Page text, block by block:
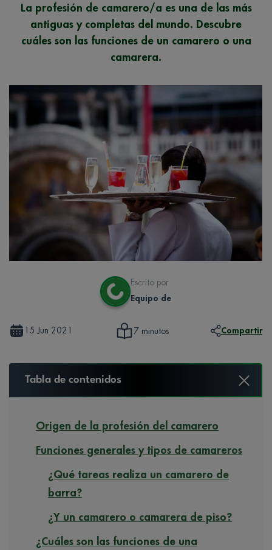
La profesión de camarero/a es una de las más
antiguas y completas del mundo. Descubre
cuáles son las funciones de un camarero o una
camarera.
Escrito por
Equipo de
15 Jun 2021 7 minutos Compartir
Tabla de contenidos
Origen de la profesión del camarero
Funciones generales y tipos de camareros
¿Qué tareas realiza un camarero de
barra?
¿Y un camarero o camarera de piso?
¿Cuáles son las funciones de una